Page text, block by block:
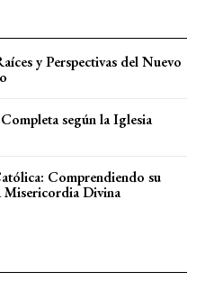
y Perspectivas del Nuevo
según la Iglesia
Comprendiendo su
Misericordia Divina